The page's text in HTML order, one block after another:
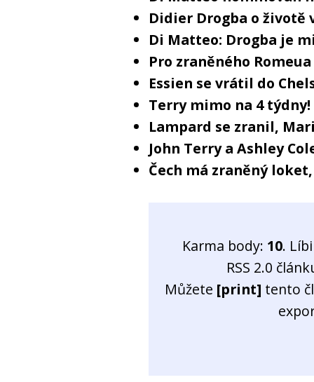
Didier Drogba o životě
Di Matteo: Drogba je
Pro zraněného
Essien se vrátil do
Terry mimo na 4 týdny!
Lampard se zranil,
John Terry a Ashley
Čech má zraněný
Karma body: 10.
RSS 2.0
Můžete [print] tento